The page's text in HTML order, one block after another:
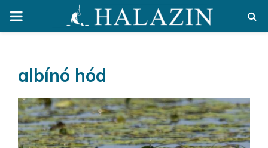
PRIMARY
albínó hód